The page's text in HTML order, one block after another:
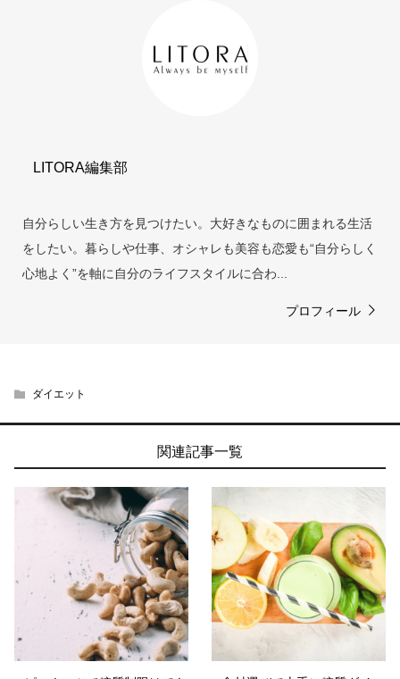
LITORA編集部
自分らしい生き方を見つけたい。大好きなものに囲まれる生活
をしたい。暮らしや仕事、オシャレも美容も恋愛も“自分らしく
心地よく”を軸に自分のライフスタイルに合わ...
プロフィール
ダイエット
関連記事一覧